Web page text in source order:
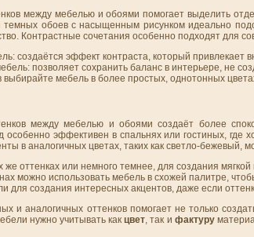
между мебелью и обоями помогает выделить
обоев с насыщенным рисунком идеально
Контрастные сочетания особенно подходят для
создаётся эффект контраста, который привлекает
позволяет сохранить баланс в интерьере, не
мебель в более простых, однотонных
между мебелью и обоями создаёт более
особенно эффективен в спальнях или гостиных,
в аналогичных цветах, таких как светло-бежевый,
оттенках или немного темнее, для создания мягкой
можно использовать мебель в схожей палитре,
для создания интересных акцентов, даже если
и аналогичных оттенков помогает не только
нужно учитывать какцвет , так и фактуру